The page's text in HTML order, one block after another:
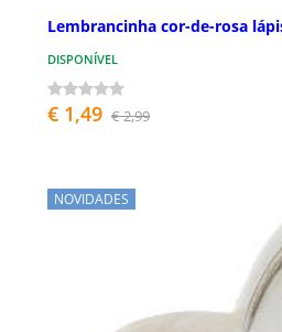
Lembrancinha cor-de-rosa
DISPONÍVEL
€ 1,49 € 2,99
NOVIDADES